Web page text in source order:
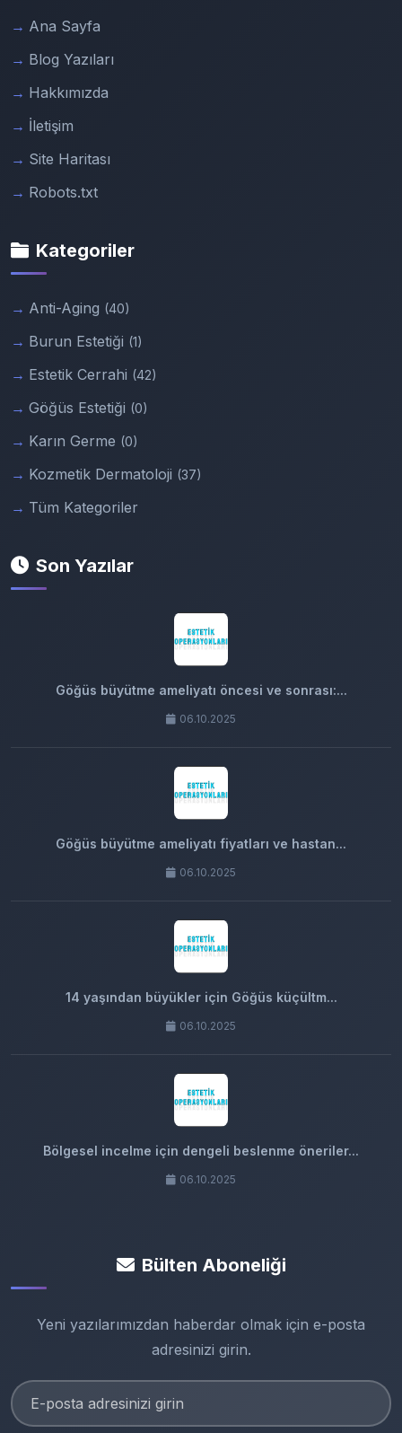
Ana Sayfa
Blog Yazıları
Hakkımızda
İletişim
Site Haritası
Robots.txt
Kategoriler
Anti-Aging (40)
Burun Estetiği (1)
Estetik Cerrahi (42)
Göğüs Estetiği (0)
Karın Germe (0)
Kozmetik Dermatoloji (37)
Tüm Kategoriler
Son Yazılar
Göğüs büyütme ameliyatı öncesi ve sonrası:...
06.10.2025
Göğüs büyütme ameliyatı fiyatları ve hastan...
06.10.2025
14 yaşından büyükler için Göğüs küçültm...
06.10.2025
Bölgesel incelme için dengeli beslenme öneriler...
06.10.2025
Bülten Aboneliği
Yeni yazılarımızdan haberdar olmak için e-posta
adresinizi girin.